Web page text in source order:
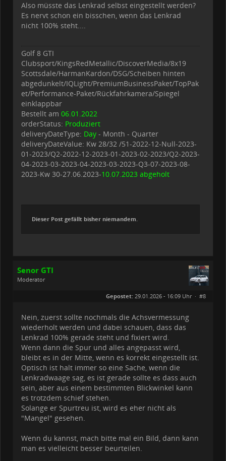
Dabei seit:
10 / 2020
Also müsste das Lenkrad selbst eingestellt werden?
Es nervt schon ein bisschen, wenn das Lenkrad
nicht 100% steht....
Golf 8 GTI
Clubsport/KingsRedMetallic/DiscoverMedia/8x19
Scottsdale/HarmanKardon/DSG/Scheiben hinten
abgedunkelt/IQLight/PremiumBusinessPaket/TopPak
et/Performance-Paket/Rückfahrkamera/Spiegel
einklappbar
Bestellt am 06.01.2022
orderStatus: Produziert
deliveryDateType: Day - Month - Quarter
deliveryDateValue: Kw 28/32 /51-2022-12-Null-2023-
01-2023/Q2-2022-12-2023-01-2023-02-2023/Q2-2023-
04-2023-03-2023-04-2023-03-2023-Q3-07-2023-08-
2023-Kw 30-27.06.2023-10.07.2023 abgeholt
Dieser Post gefällt bisher niemandem.
Senor GTI
Moderator
Gepostet: 29.01.2026 - 16:09 Uhr · #8
Nein, zuerst sollte nochmals die Achsvermessung
wiederholt werden und dabei schauen, dass das
Lenkrad 100% gerade steht und fixiert wird.
Wenn dann die Spur und alles angepasst wird,
bleibt es in der Mitte, wenn es korrekt eingestellt ist.
Optisch ist halt immer so eine Sache, wenn die
Lenkradwaage sag, es ist gerade sollte es dass auch
sein, aber aus einem bestimmten Blickwinkel kann
es trotzdem schief stehen.
Solange er Spurtreu ist, wird es eher nicht als
"Mangel" gesehen.
Wenn du kannst, mach bitte mal ein Bild, dann kann
man es vielleicht besser beurteilen.